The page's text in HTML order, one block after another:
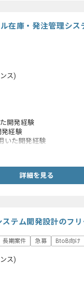
在庫・発注管理シス
ス)
開発経験
経験
いた開発経験
詳細を見る
ステム開発設計のフ
長期案件 急募 BtoB向け
ス)